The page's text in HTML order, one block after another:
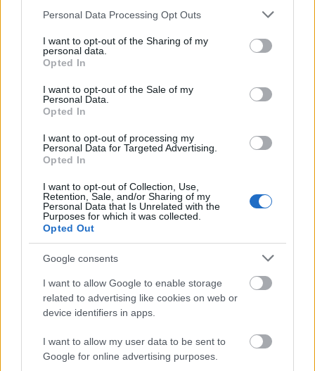
Please note that this website/app uses one or more Google
not limited to your visit or usage behaviour. You may click to
grant or deny consent to Google and its third-party tags to
use your data for below specified purposes in below Google
consent section.
Personal Data Processing Opt Outs
I want to opt-out of the Sharing of my
personal data.
Opted In
I want to opt-out of the Sale of my
Personal Data.
Opted In
I want to opt-out of processing my
Personal Data for Targeted Advertising.
Opted In
I want to opt-out of Collection, Use,
Retention, Sale, and/or Sharing of my
Personal Data that Is Unrelated with the
Purposes for which it was collected.
Opted Out
Google consents
I want to allow Google to enable storage
related to advertising like cookies on web or
device identifiers in apps.
I want to allow my user data to be sent to
Google for online advertising purposes.
Szép adag zenekar érkezett a Nova
Rock névsorába
theshattered•2022. november 30.
Friss merítést mutatott aNova Rock
szervezőgárdája, egyre komolyabban fest a jövő évi
felhozatal. A sógorék az újabb kanyarban olyan
neveket ...